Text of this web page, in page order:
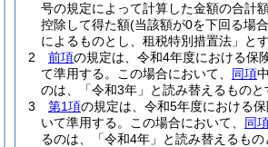
号の規定によって計算した金額の合計
控除して得た額(当該額が0を下回る場
によるものとし、租税特別措置法」とす
2
前項の規定は、令和4年度における保
て準用する。
この場合において、 同項
のは、「令和3年」と読み替えるものと
3
第1項の規定は、令和5年度における
いて準用する。
この場合において、 同
るのは、「令和4年」と読み替えるもの